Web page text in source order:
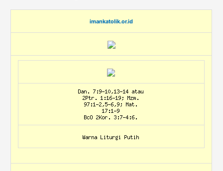
imankatolik.or.id